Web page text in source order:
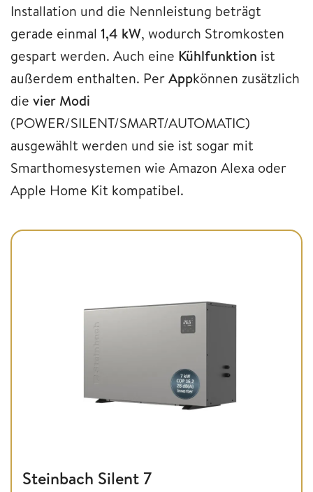
Installation und die Nennleistung beträgt
gerade einmal 1,4 kW, wodurch Stromkosten
gespart werden. Auch eine Kühlfunktion ist
außerdem enthalten. PerAppkönnen zusätzlich
die vier Modi
(POWER/SILENT/SMART/AUTOMATIC)
ausgewählt werden und sie ist sogar mit
Smarthomesystemen wie Amazon Alexa oder
Apple Home Kit kompatibel.
Steinbach Silent 7